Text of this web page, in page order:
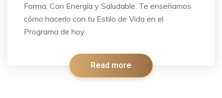
Forma, Con Energía y Saludable. Te enseñamos
cómo hacerlo con tu Estilo de Vida en el
Programa de hoy
Read more